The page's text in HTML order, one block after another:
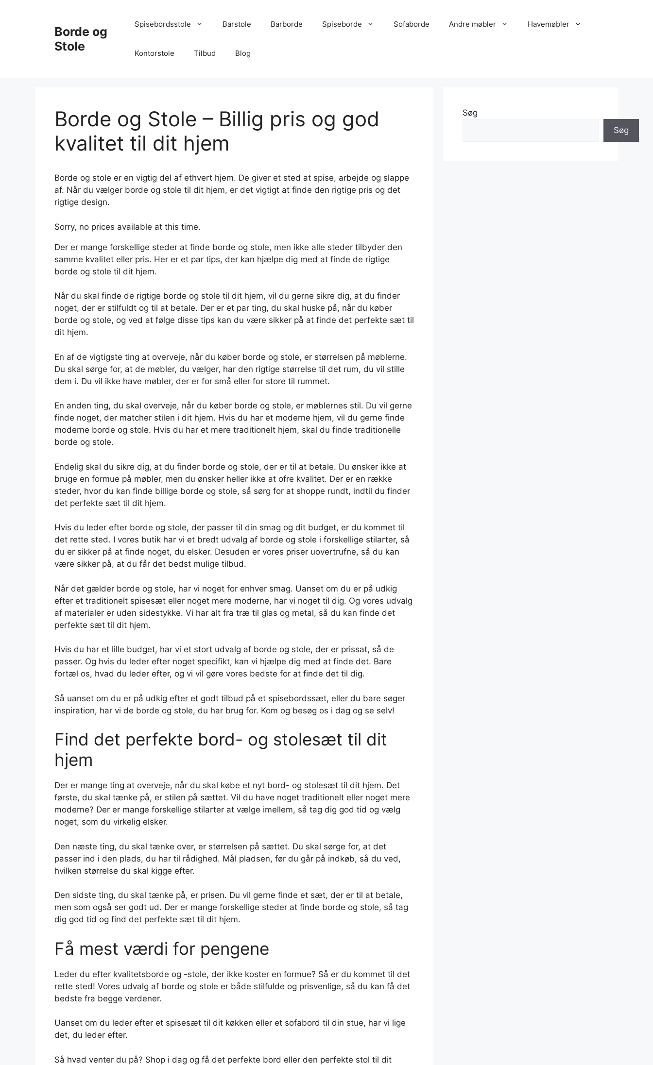
Borde og
Stole
Spisebordsstole Barstole Barborde Spiseborde Sofaborde Andre møbler Havemøbler
Kontorstole Tilbud Blog
Borde og Stole – Billig pris og god
kvalitet til dit hjem
Borde og stole er en vigtig del af ethvert hjem. De giver et sted at spise, arbejde og slappe
af. Når du vælger borde og stole til dit hjem, er det vigtigt at finde den rigtige pris og det
rigtige design.
Sorry, no prices available at this time.
Der er mange forskellige steder at finde borde og stole, men ikke alle steder tilbyder den
samme kvalitet eller pris. Her er et par tips, der kan hjælpe dig med at finde de rigtige
borde og stole til dit hjem.
Når du skal finde de rigtige borde og stole til dit hjem, vil du gerne sikre dig, at du finder
noget, der er stilfuldt og til at betale. Der er et par ting, du skal huske på, når du køber
borde og stole, og ved at følge disse tips kan du være sikker på at finde det perfekte sæt til
dit hjem.
En af de vigtigste ting at overveje, når du køber borde og stole, er størrelsen på møblerne.
Du skal sørge for, at de møbler, du vælger, har den rigtige størrelse til det rum, du vil stille
dem i. Du vil ikke have møbler, der er for små eller for store til rummet.
En anden ting, du skal overveje, når du køber borde og stole, er møblernes stil. Du vil gerne
finde noget, der matcher stilen i dit hjem. Hvis du har et moderne hjem, vil du gerne finde
moderne borde og stole. Hvis du har et mere traditionelt hjem, skal du finde traditionelle
borde og stole.
Endelig skal du sikre dig, at du finder borde og stole, der er til at betale. Du ønsker ikke at
bruge en formue på møbler, men du ønsker heller ikke at ofre kvalitet. Der er en række
steder, hvor du kan finde billige borde og stole, så sørg for at shoppe rundt, indtil du finder
det perfekte sæt til dit hjem.
Hvis du leder efter borde og stole, der passer til din smag og dit budget, er du kommet til
det rette sted. I vores butik har vi et bredt udvalg af borde og stole i forskellige stilarter, så
du er sikker på at finde noget, du elsker. Desuden er vores priser uovertrufne, så du kan
være sikker på, at du får det bedst mulige tilbud.
Når det gælder borde og stole, har vi noget for enhver smag. Uanset om du er på udkig
efter et traditionelt spisesæt eller noget mere moderne, har vi noget til dig. Og vores udvalg
af materialer er uden sidestykke. Vi har alt fra træ til glas og metal, så du kan finde det
perfekte sæt til dit hjem.
Hvis du har et lille budget, har vi et stort udvalg af borde og stole, der er prissat, så de
passer. Og hvis du leder efter noget specifikt, kan vi hjælpe dig med at finde det. Bare
fortæl os, hvad du leder efter, og vi vil gøre vores bedste for at finde det til dig.
Så uanset om du er på udkig efter et godt tilbud på et spisebordssæt, eller du bare søger
inspiration, har vi de borde og stole, du har brug for. Kom og besøg os i dag og se selv!
Find det perfekte bord- og stolesæt til dit
hjem
Der er mange ting at overveje, når du skal købe et nyt bord- og stolesæt til dit hjem. Det
første, du skal tænke på, er stilen på sættet. Vil du have noget traditionelt eller noget mere
moderne? Der er mange forskellige stilarter at vælge imellem, så tag dig god tid og vælg
noget, som du virkelig elsker.
Den næste ting, du skal tænke over, er størrelsen på sættet. Du skal sørge for, at det
passer ind i den plads, du har til rådighed. Mål pladsen, før du går på indkøb, så du ved,
hvilken størrelse du skal kigge efter.
Den sidste ting, du skal tænke på, er prisen. Du vil gerne finde et sæt, der er til at betale,
men som også ser godt ud. Der er mange forskellige steder at finde borde og stole, så tag
dig god tid og find det perfekte sæt til dit hjem.
Få mest værdi for pengene
Leder du efter kvalitetsborde og -stole, der ikke koster en formue? Så er du kommet til det
rette sted! Vores udvalg af borde og stole er både stilfulde og prisvenlige, så du kan få det
bedste fra begge verdener.
Uanset om du leder efter et spisesæt til dit køkken eller et sofabord til din stue, har vi lige
det, du leder efter.
Så hvad venter du på? Shop i dag og få det perfekte bord eller den perfekte stol til dit
Søg
Søg